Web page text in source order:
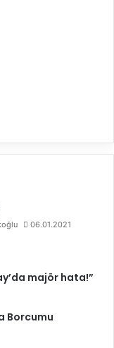
06.01.2021
majör hata!”
Borcumu